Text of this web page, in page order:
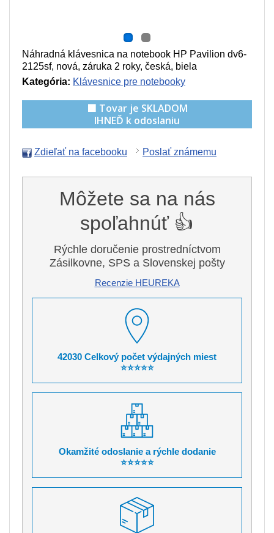
Náhradná klávesnica na notebook HP Pavilion dv6-
2125sf, nová, záruka 2 roky, česká, biela
Kategória: Klávesnice pre notebooky
🟩 Tovar je SKLADOM
IHNEĎ k odoslaniu
Zdieľať na facebooku Poslať známemu
Môžete sa na nás
spoľahnúť 👍
Rýchle doručenie prostredníctvom
Zásilkovne, SPS a Slovenskej pošty
Recenzie HEUREKA
42030 Celkový počet výdajných miest
⭐⭐⭐⭐⭐
Okamžité odoslanie a rýchle dodanie
⭐⭐⭐⭐⭐